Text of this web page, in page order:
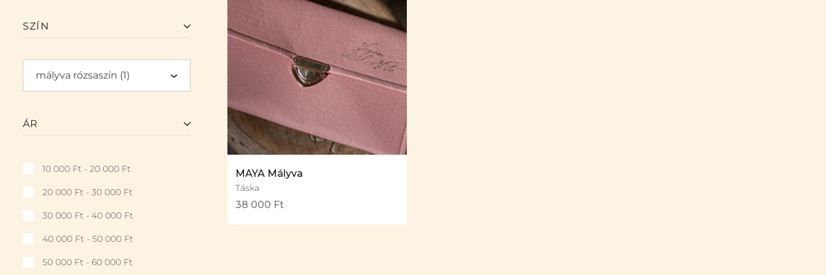
Táska
MAYA Mályva
38 000 Ft
SZÍN
mályva rózsaszín (1)
ÁR
10 000 Ft - 20 000 Ft
20 000 Ft - 30 000 Ft
30 000 Ft - 40 000 Ft
40 000 Ft - 50 000 Ft
50 000 Ft - 60 000 Ft